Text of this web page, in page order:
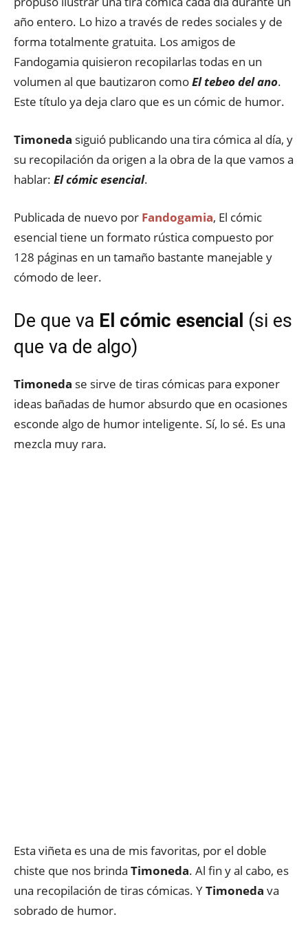
año entero. Lo hizo a través de redes sociales y de
forma totalmente gratuita. Los amigos de
Fandogamia quisieron recopilarlas todas en un
volumen al que bautizaron comoEl tebeo del ano.
Este título ya deja claro que es un cómic de humor.
Timoneda siguió publicando una tira cómica al día, y
su recopilación da origen a la obra de la que vamos a
hablar: El cómic esencial.
Publicada de nuevo por Fandogamia, El cómic
esencial tiene un formato rústica compuesto por
128 páginas en un tamaño bastante manejable y
cómodo de leer.
De que va El cómic esencial (si es
que va de algo)
Timoneda se sirve de tiras cómicas para exponer
ideas bañadas de humor absurdo que en ocasiones
esconde algo de humor inteligente. Sí, lo sé. Es una
mezcla muy rara.
Esta viñeta es una de mis favoritas, por el doble
chiste que nos brinda Timoneda. Al fin y al cabo, es
una recopilación de tiras cómicas. YTimoneda va
sobrado de humor.